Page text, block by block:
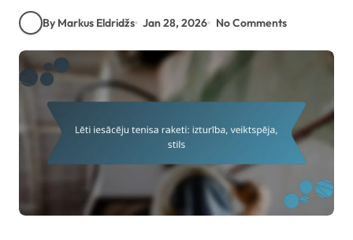
By Markus Eldridžs Jan 28, 2026 No Comments